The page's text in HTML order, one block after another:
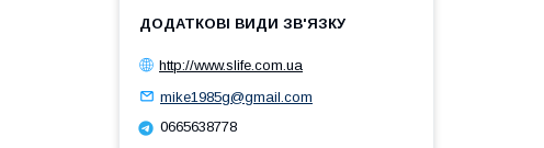
http://www.slife.com.ua
mike1985g@gmail.com
0665638778